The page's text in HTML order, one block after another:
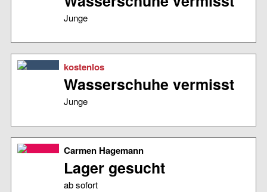
Junge
kostenlos
Wasserschuhe vermisst
Junge
Carmen Hagemann
Lager gesucht
ab sofort